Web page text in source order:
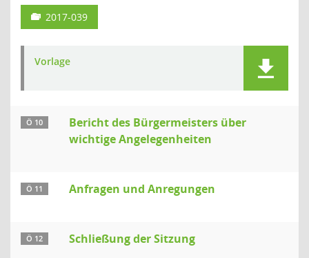
2017-039
Vorlage
Ö 10
Bericht des Bürgermeisters über
wichtige Angelegenheiten
Ö 11 Anfragen und Anregungen
Ö 12 Schließung der Sitzung